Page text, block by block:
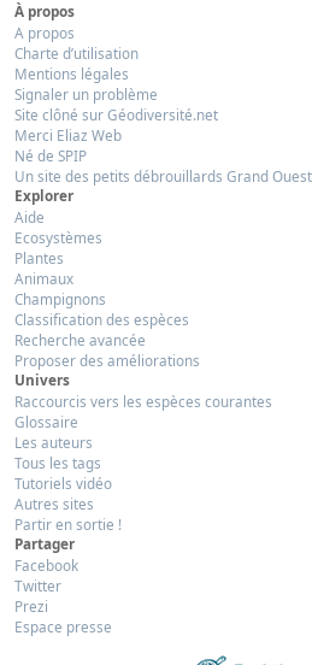
À propos
A propos
Charte d’utilisation
Mentions légales
Signaler un problème
Site clôné sur Géodiversité.net
Merci Eliaz Web
Né de SPIP
Un site des petits débrouillards Grand Ouest
Explorer
Aide
Ecosystèmes
Plantes
Animaux
Champignons
Classification des espèces
Recherche avancée
Proposer des améliorations
Univers
Raccourcis vers les espèces courantes
Glossaire
Les auteurs
Tous les tags
Tutoriels vidéo
Autres sites
Partir en sortie !
Partager
Facebook
Twitter
Prezi
Espace presse